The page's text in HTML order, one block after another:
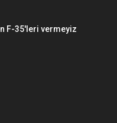
F-35'leri vermeyiz